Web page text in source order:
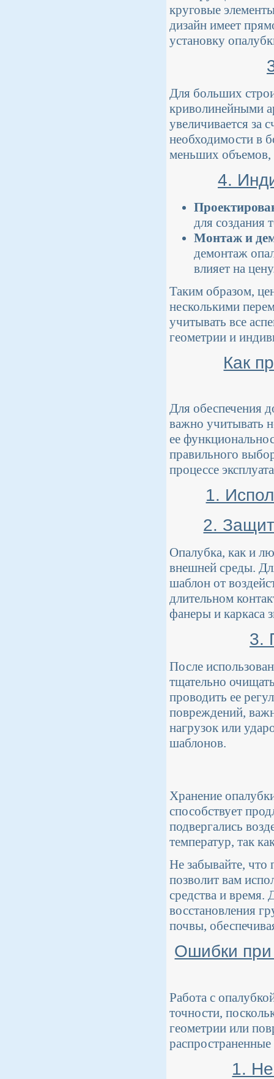
круговые
дизайн имеет
установку
Для больших
криволинейными
увеличивается за
необходимости в
меньших объемов,
4.
для создания
Монтаж и
демонтаж
влияет на
Таким образом,
несколькими
учитывать все
геометрии и
Как
Для обеспечения
важно учитывать
ее
правильного
процессе
1.
2.
Опалубка, как и
внешней среды.
шаблон от
длительном
фанеры и каркаса
3.
После
тщательно
проводить ее
повреждений,
нагрузок или
шаблонов.
Хранение
способствует
подвергались
температур, так
Не забывайте, что
позволит вам
средства и время.
восстановления
почвы,
Ошибки при
Работа с
точности,
геометрии или
1.